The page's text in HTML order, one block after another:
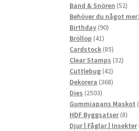
Band & Snören 5252
Behöver du något
Birthday 9090
Bröllop 4141
produkter
Cardstock 8585
produkter
Clear Stamps 3232
Cuttlebug 4242
produkter
Dekorera 368368
Dies 25032503
produkter
Gummiapans Maskot
HDF Byggsatser 88
Djur | Fåglar | Insekter